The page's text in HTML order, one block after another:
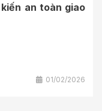
an toàn giao
01/02/2026